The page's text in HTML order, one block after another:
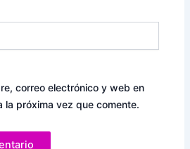
correo electrónico y web en
la próxima vez que comente.